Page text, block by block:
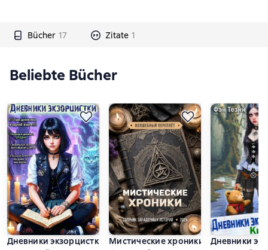
Bücher 17 Zitate 1
Beliebte Bücher
Дневники экзорцистки 1, 2, 3Мистические хроники. Волшебный
Дневники